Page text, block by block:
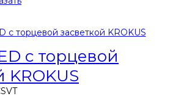
с торцевой
KROKUS